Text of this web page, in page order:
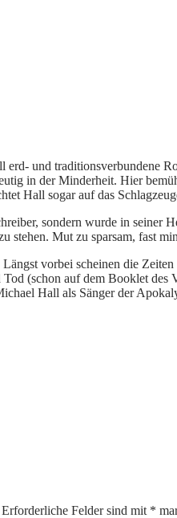
und traditionsverbundene
in der Minderheit. Hier
Hall sogar auf das
sondern wurde in seiner
stehen. Mut zu sparsam, fast
vorbei scheinen die
(schon auf dem Booklet
Hall als Sänger der
Erforderliche Felder sind mit *